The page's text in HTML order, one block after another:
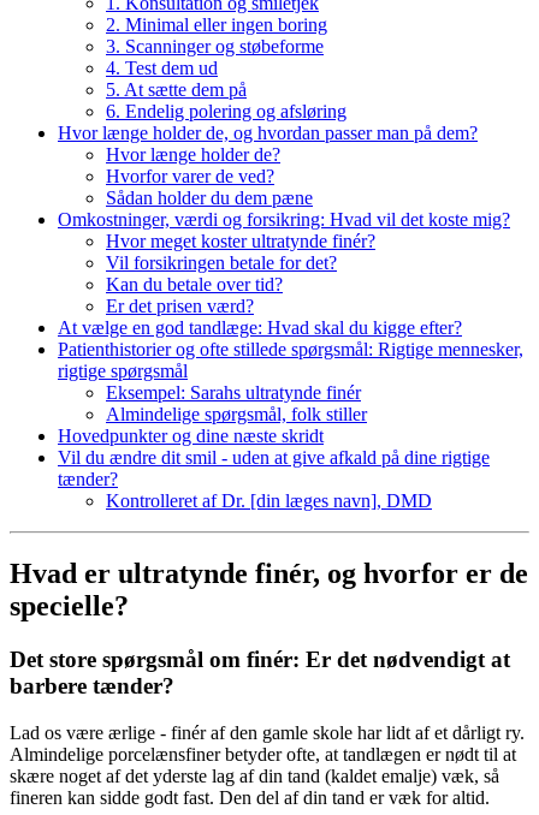
2. Minimal eller ingen boring
3. Scanninger og støbeforme
4. Test dem ud
5. At sætte dem på
6. Endelig polering og afsløring
Hvor længe holder de, og hvordan passer man på dem?
Hvor længe holder de?
Hvorfor varer de ved?
Sådan holder du dem pæne
Omkostninger, værdi og forsikring: Hvad vil det koste mig?
Hvor meget koster ultratynde finér?
Vil forsikringen betale for det?
Kan du betale over tid?
Er det prisen værd?
At vælge en god tandlæge: Hvad skal du kigge efter?
Patienthistorier og ofte stillede spørgsmål: Rigtige mennesker,
rigtige spørgsmål
Eksempel: Sarahs ultratynde finér
Almindelige spørgsmål, folk stiller
Hovedpunkter og dine næste skridt
Vil du ændre dit smil - uden at give afkald på dine rigtige
tænder?
Kontrolleret af Dr. [din læges navn], DMD
Hvad er ultratynde finér, og hvorfor er de
specielle?
Det store spørgsmål om finér: Er det nødvendigt at
barbere tænder?
Lad os være ærlige - finér af den gamle skole har lidt af et dårligt ry.
Almindelige porcelænsfiner betyder ofte, at tandlægen er nødt til at
skære noget af det yderste lag af din tand (kaldet emalje) væk, så
fineren kan sidde godt fast. Den del af din tand er væk for altid.